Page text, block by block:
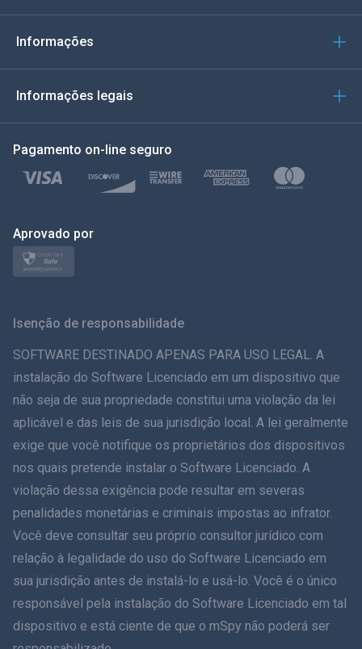
Italiano
Türkçe
Polonês
日本
ภาษาไทย
Dansk
हिंदी
עברית
Romãă
Ελληνικά
Informações
Informações legais
Pagamento on-line seguro
Aprovado por
Isenção de responsabilidade
SOFTWARE DESTINADO APENAS PARA USO LEGAL. A
instalação do Software Licenciado em um dispositivo que
não seja de sua propriedade constitui uma violação da lei
aplicável e das leis de sua jurisdição local. A lei geralmente
exige que você notifique os proprietários dos dispositivos
nos quais pretende instalar o Software Licenciado. A
violação dessa exigência pode resultar em severas
penalidades monetárias e criminais impostas ao infrator.
Você deve consultar seu próprio consultor jurídico com
relação à legalidade do uso do Software Licenciado em
sua jurisdição antes de instalá-lo e usá-lo. Você é o único
responsável pela instalação do Software Licenciado em tal
dispositivo e está ciente de que o mSpy não poderá ser